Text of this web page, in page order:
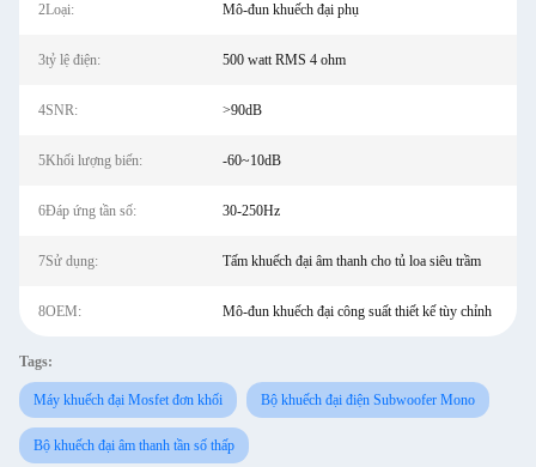
2Loại: Mô-đun khuếch đại phụ
3tỷ lệ điện: 500 watt RMS 4 ohm
4SNR: >90dB
5Khối lượng biến: -60~10dB
6Đáp ứng tần số: 30-250Hz
7Sử dụng: Tấm khuếch đại âm thanh cho tủ loa siêu trầm
8OEM: Mô-đun khuếch đại công suất thiết kế tùy chỉnh
Tags:
Máy khuếch đại Mosfet đơn khối Bộ khuếch đại điện Subwoofer Mono
Bộ khuếch đại âm thanh tần số thấp